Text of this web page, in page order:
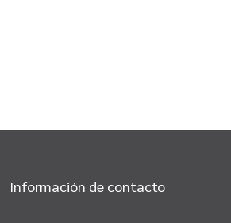
Información de contacto